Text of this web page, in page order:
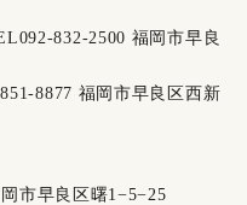
092-832-2500 福岡市早良
8877 福岡市早良区西新
市早良区曙1−5−25